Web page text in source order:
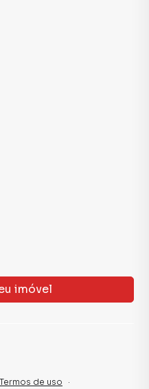
imóvel
Termos de uso ·